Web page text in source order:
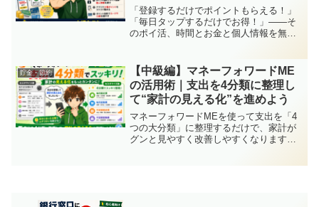
「登録するだけでポイントもらえる！」
「毎日タップするだけでお得！」——そ
のポイ活、時間とお金と個人情報を無駄
ど「ポイ活転倒」の実態と、自然にポイ
ントが貯まる正しい仕組みの作り方を解
説します。
貯金・節約
【中級編】マネーフォワードME
の活用術｜支出を4分類に整理し
て“家計の見える化”を進めよう
マネーフォワードMEを使って支出を「4
つの大分類」に整理するだけで、家計が
グンと見やすく改善しやすくなります。